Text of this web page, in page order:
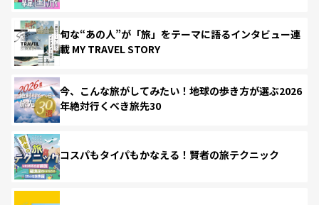
旬な“あの人”が「旅」をテーマに語るインタビュー連
載 MY TRAVEL STORY
今、こんな旅がしてみたい！地球の歩き方が選ぶ2026
年絶対行くべき旅先30
コスパもタイパもかなえる！賢者の旅テクニック